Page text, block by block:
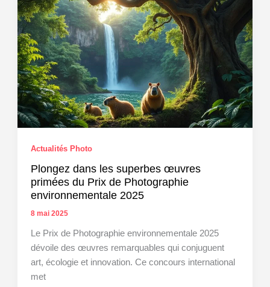
avantages
d’une
version
simplifiée
Actualités Photo
Plongez dans les superbes œuvres
primées du Prix de Photographie
environnementale 2025
8 mai 2025
Le Prix de Photographie environnementale 2025
dévoile des œuvres remarquables qui conjuguent
art, écologie et innovation. Ce concours international
met